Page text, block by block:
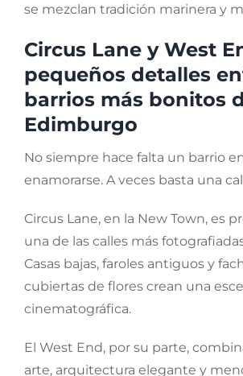
se mezclan tradición marinera y
Circus Lane y West
pequeños detalles
barrios más bonitos
Edimburgo
No siempre hace falta un barrio
enamorarse. A veces basta una
Circus Lane, en la New Town, es
una de las calles más
Casas bajas, faroles antiguos y
cubiertas de flores crean una
cinematográfica.
El West End, por su parte,
arte, arquitectura elegante y